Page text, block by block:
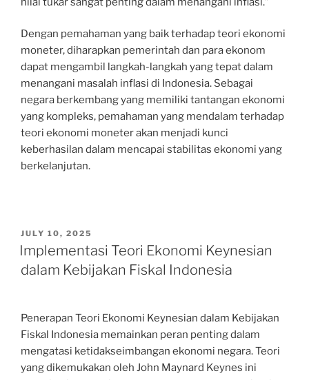
Dengan pemahaman yang baik terhadap teori ekonomi
moneter, diharapkan pemerintah dan para ekonom
dapat mengambil langkah-langkah yang tepat dalam
menangani masalah inflasi di Indonesia. Sebagai
negara berkembang yang memiliki tantangan ekonomi
yang kompleks, pemahaman yang mendalam terhadap
teori ekonomi moneter akan menjadi kunci
keberhasilan dalam mencapai stabilitas ekonomi yang
berkelanjutan.
POSTED
ON
JULY 10, 2025
Implementasi Teori Ekonomi Keynesian
dalam Kebijakan Fiskal Indonesia
Penerapan Teori Ekonomi Keynesian dalam Kebijakan
Fiskal Indonesia memainkan peran penting dalam
mengatasi ketidakseimbangan ekonomi negara. Teori
yang dikemukakan oleh John Maynard Keynes ini